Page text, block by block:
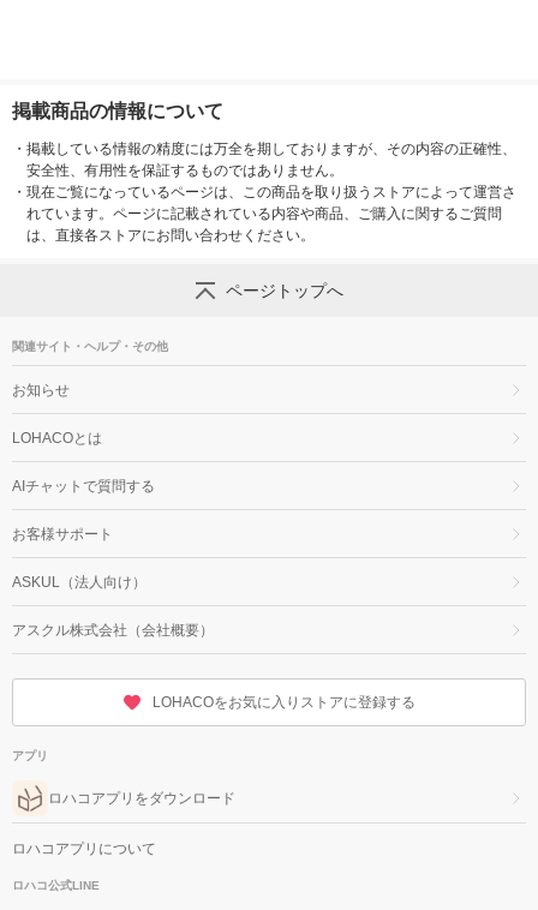
掲載商品の情報について
・ 掲載している情報の精度には万全を期しておりますが、その内容の正確性、
安全性、有用性を保証するものではありません。
・ 現在ご覧になっているページは、この商品を取り扱うストアによって運営さ
れています。ページに記載されている内容や商品、ご購入に関するご質問
は、直接各ストアにお問い合わせください。
ページトップへ
関連サイト・ヘルプ・その他
お知らせ
LOHACOとは
AIチャットで質問する
お客様サポート
ASKUL（法人向け）
アスクル株式会社（会社概要）
LOHACOをお気に入りストアに登録する
アプリ
ロハコアプリをダウンロード
ロハコアプリについて
ロハコ公式LINE